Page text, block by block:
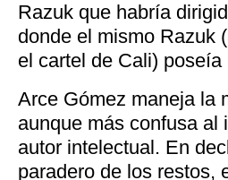
Razuk que habría
donde el mismo Razuk
el cartel de Cali)
Arce Gómez maneja la
aunque más confusa al
autor intelectual. En
paradero de los restos,